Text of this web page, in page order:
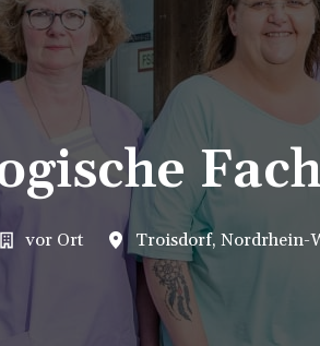
vor Ort Troisdorf, Nordrhein-